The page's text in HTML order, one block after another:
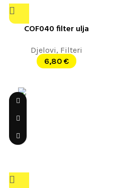
COF040 filter ulja
Djelovi, Filteri
6,80 €